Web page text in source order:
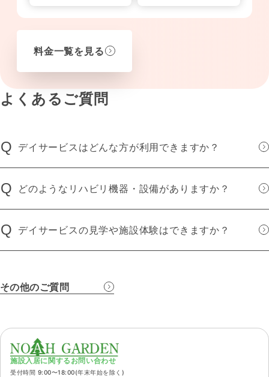
料金一覧を見る
よくあるご質問
Q デイサービスはどんな方が利用できますか？
Q どのようなリハビリ機器・設備がありますか？
Q デイサービスの見学や施設体験はできますか？
その他のご質問
施設入居に関するお問い合わせ
受付時間 9:00〜18:00(年末年始を除く)